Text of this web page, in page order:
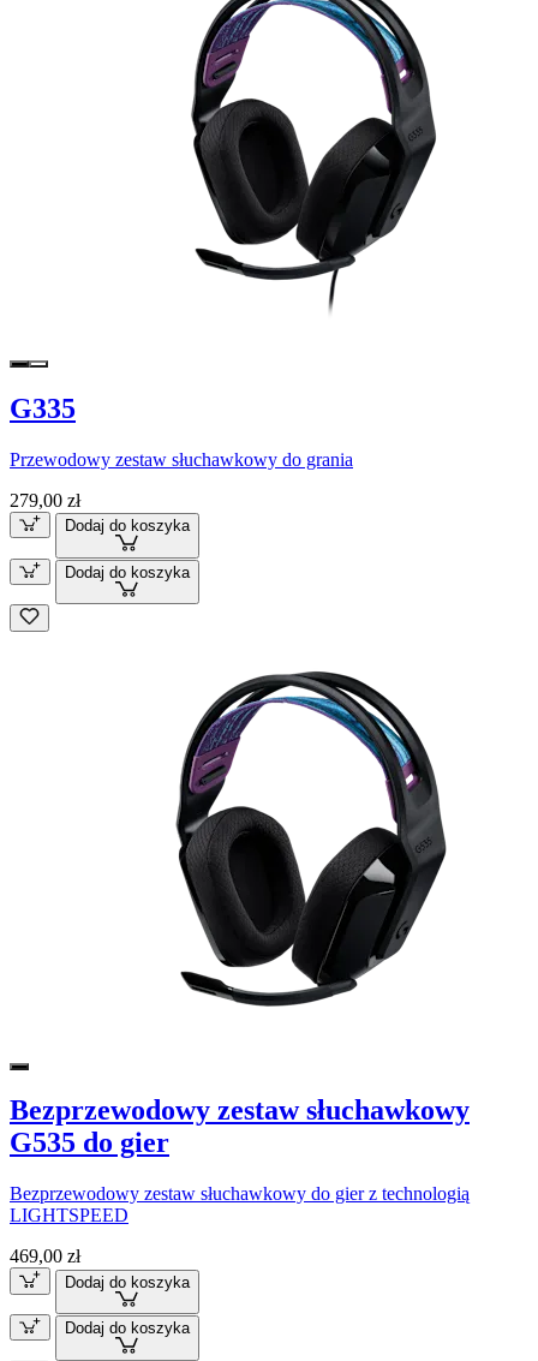
G335
Przewodowy zestaw słuchawkowy do grania
279,00 zł
Dodaj do koszyka
Dodaj do koszyka
Bezprzewodowy zestaw słuchawkowy
G535 do gier
Bezprzewodowy zestaw słuchawkowy do gier z technologią
LIGHTSPEED
469,00 zł
Dodaj do koszyka
Dodaj do koszyka